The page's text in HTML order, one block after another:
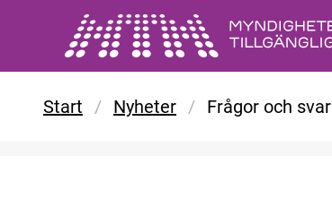
Gå till huvudinnehåll
Start / Nyheter / Frågor och